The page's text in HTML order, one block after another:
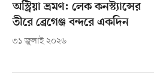
অস্ট্রিয়া ভ্রমণ: লেক কনস্ট্যান্সের
তীরে ব্রেগেঞ্জ বন্দরে একদিন
৩১ জুলাই ২০২৬